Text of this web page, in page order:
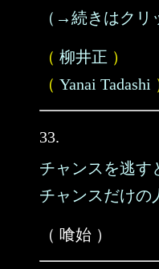
（→続きはクリ
（ 柳井正 ）
（ Yanai Tadashi
33.
チャンスを逃す
チャンスだけの
（ 喰始 ）